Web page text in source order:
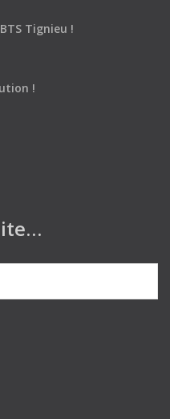
Tignieu !
!